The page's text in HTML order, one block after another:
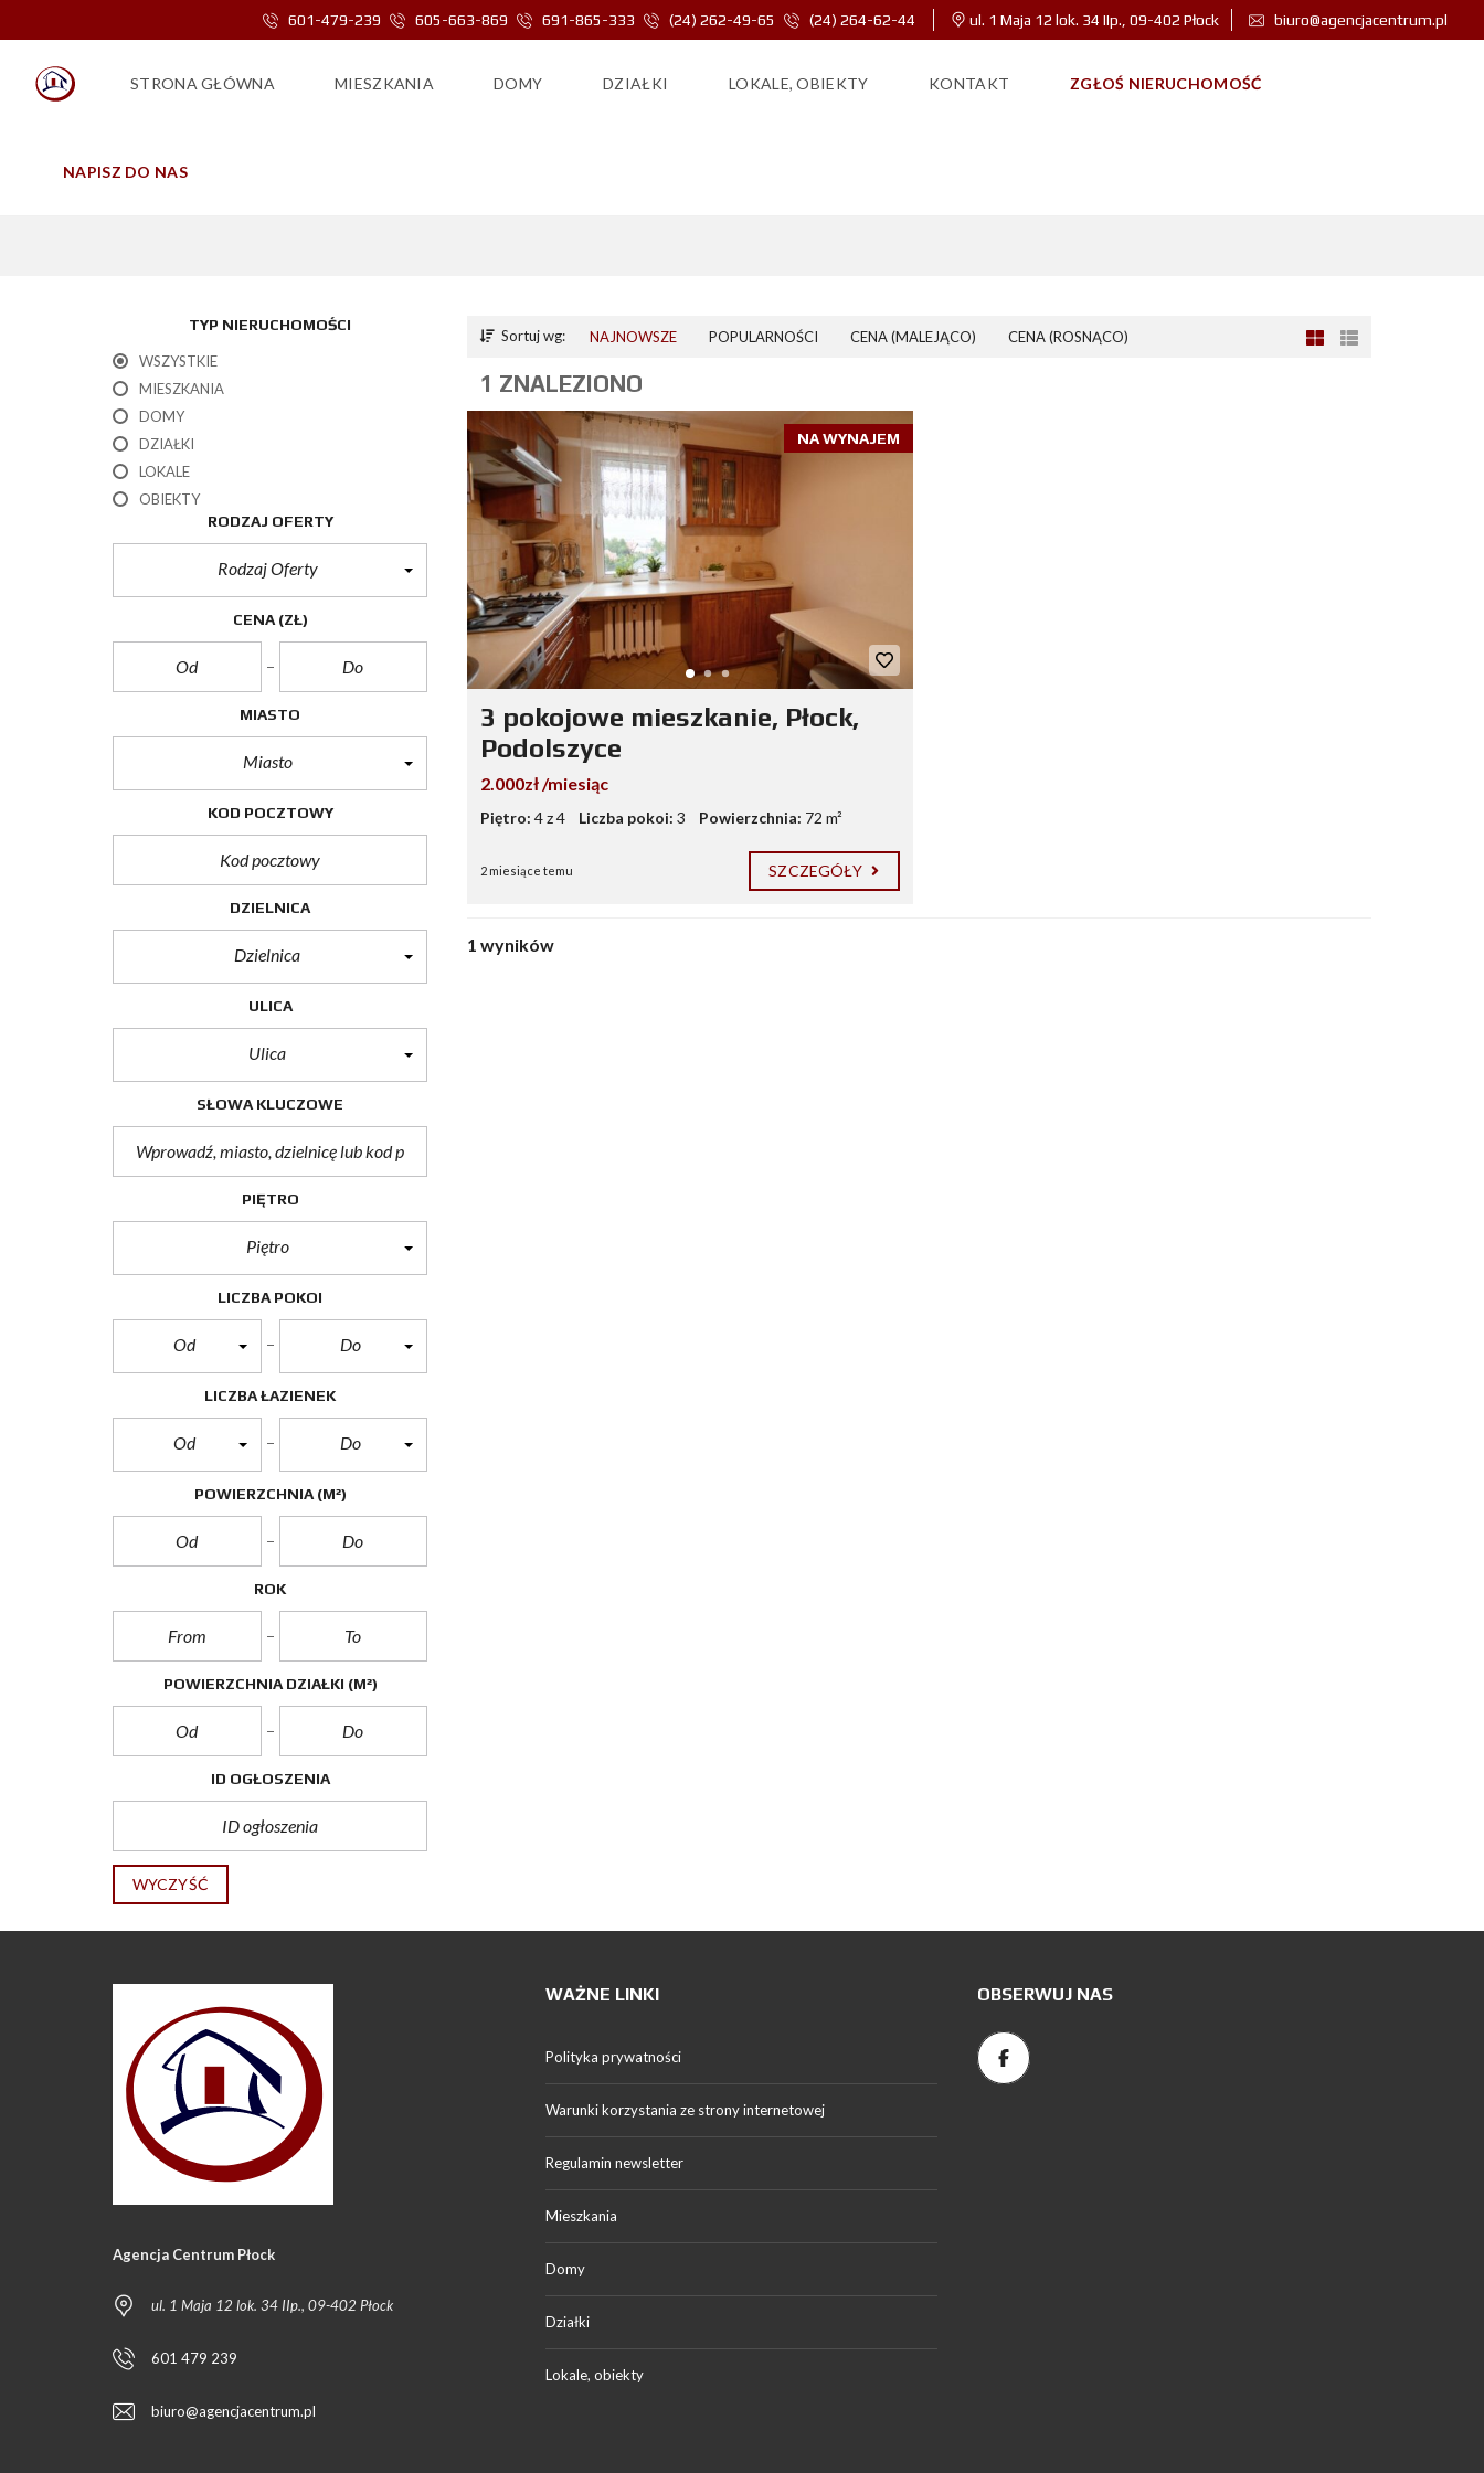
601-479-239 605-663-869 691-865-333 (24) 262-49-65 (24) 264-62-44 ul. 1 Maja 12 lok. 34 IIp., 09-402 Płock biuro@agencjacentrum.pl
STRONA GŁÓWNA MIESZKANIA DOMY DZIAŁKI LOKALE, OBIEKTY KONTAKT ZGŁOŚ NIERUCHOMOŚĆ
NAPISZ DO NAS
TYP NIERUCHOMOŚCI
WSZYSTKIE
MIESZKANIA
DOMY
DZIAŁKI
LOKALE
OBIEKTY
RODZAJ OFERTY
Rodzaj Oferty
CENA (ZŁ)
MIASTO
Miasto
KOD POCZTOWY
DZIELNICA
Dzielnica
ULICA
Ulica
SŁOWA KLUCZOWE
PIĘTRO
Piętro
LICZBA POKOI
Od Do
LICZBA ŁAZIENEK
Od Do
POWIERZCHNIA (M²)
ROK
POWIERZCHNIA DZIAŁKI (M²)
ID OGŁOSZENIA
WYCZYŚĆ
Sortuj wg: NAJNOWSZE POPULARNOŚCI CENA (MALEJĄCO) CENA (ROSNĄCO)
1 ZNALEZIONO
NA WYNAJEM
3 pokojowe mieszkanie, Płock,
Podolszyce
2.000zł /miesiąc
Piętro: 4 z 4 Liczba pokoi: 3 Powierzchnia: 72 m²
2 miesiące temu SZCZEGÓŁY
1 wyników
Agencja Centrum Płock
ul. 1 Maja 12 lok. 34 IIp., 09-402 Płock
601 479 239
biuro@agencjacentrum.pl
WAŻNE LINKI
Polityka prywatności
Warunki korzystania ze strony internetowej
Regulamin newsletter
Mieszkania
Domy
Działki
Lokale, obiekty
OBSERWUJ NAS